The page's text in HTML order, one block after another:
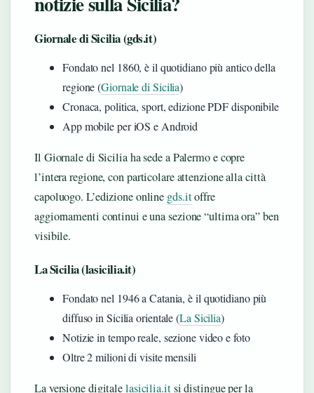
Giornale di Sicilia (gds.it)
Fondato nel 1860, è il quotidiano più antico della
regione (Giornale di Sicilia)
Cronaca, politica, sport, edizione PDF disponibile
App mobile per iOS e Android
Il Giornale di Sicilia ha sede a Palermo e copre
l’intera regione, con particolare attenzione alla città
capoluogo. L’edizione online gds.itoffre
aggiornamenti continui e una sezione “ultima ora” ben
visibile.
La Sicilia (lasicilia.it)
Fondato nel 1946 a Catania, è il quotidiano più
diffuso in Sicilia orientale (La Sicilia)
Notizie in tempo reale, sezione video e foto
Oltre 2 milioni di visite mensili
La versione digitalelasicilia.itsi distingue per la